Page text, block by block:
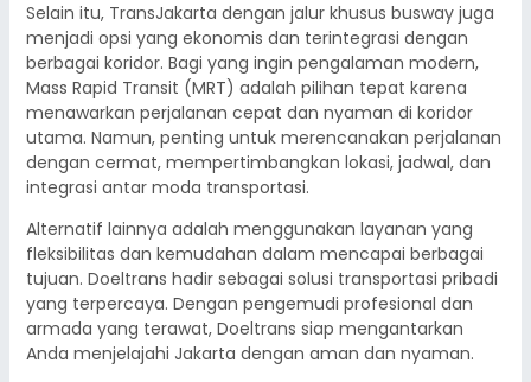
Selain itu, TransJakarta dengan jalur khusus busway juga
menjadi opsi yang ekonomis dan terintegrasi dengan
berbagai koridor. Bagi yang ingin pengalaman modern,
Mass Rapid Transit (MRT) adalah pilihan tepat karena
menawarkan perjalanan cepat dan nyaman di koridor
utama. Namun, penting untuk merencanakan perjalanan
dengan cermat, mempertimbangkan lokasi, jadwal, dan
integrasi antar moda transportasi.
Alternatif lainnya adalah menggunakan layanan yang
fleksibilitas dan kemudahan dalam mencapai berbagai
tujuan. Doeltrans hadir sebagai solusi transportasi pribadi
yang terpercaya. Dengan pengemudi profesional dan
armada yang terawat, Doeltrans siap mengantarkan
Anda menjelajahi Jakarta dengan aman dan nyaman.